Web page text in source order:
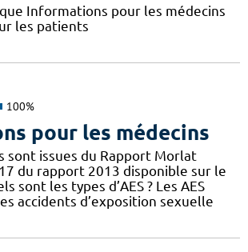
Informations pour les médecins
les patients
100%
pour les médecins
sont issues du Rapport Morlat
du rapport 2013 disponible sur le
sont les types d’AES ? Les AES
accidents d’exposition sexuelle